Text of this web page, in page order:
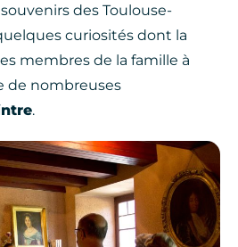
des Toulouse-
curiosités dont la
membres de la famille à
de nombreuses
.